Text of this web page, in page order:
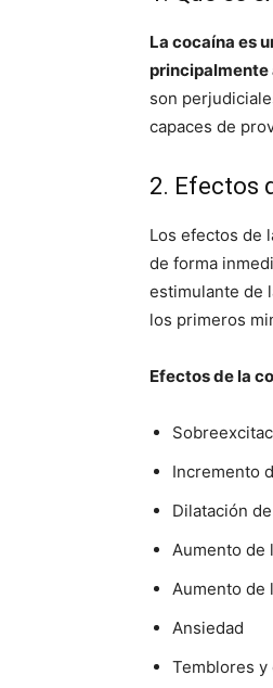
La cocaína es
principalmente
son
capaces de
2. Efectos
Los efectos de
de forma
estimulante de
los primeros
Efectos de la
Incremento
Dilatación
Aumento de
Aumento de
Ansiedad
Temblores y